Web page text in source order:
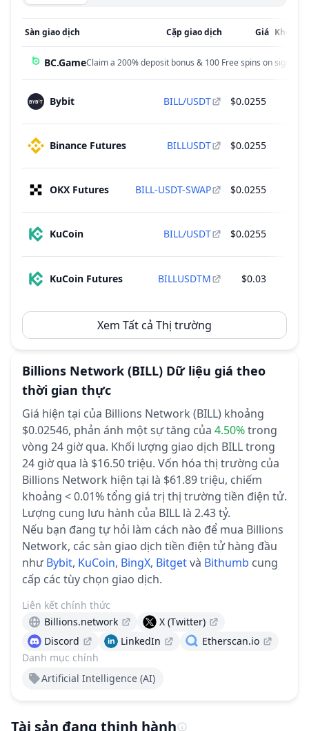
Sàn giao dịch Cặp giao dịch Giá Khối
BC.GameClaim a 200% deposit bonus & 100 Free spins on sign up!
Bybit BILL/USDT $0.0255
Binance Futures BILLUSDT $0.0255
OKX Futures BILL-USDT-SWAP $0.0255
KuCoin BILL/USDT $0.0255
KuCoin Futures BILLUSDTM $0.03
Xem Tất cả Thị trường
Billions Network (BILL) Dữ liệu giá theo
thời gian thực
Giá hiện tại của Billions Network (BILL) khoảng
$0.02546, phản ánh một sự tăng của 4.50%trong
vòng 24 giờ qua. Khối lượng giao dịch BILL trong
24 giờ qua là $16.50 triệu. Vốn hóa thị trường của
Billions Network hiện tại là $61.89 triệu, chiếm
khoảng < 0.01% tổng giá trị thị trường tiền điện tử.
Lượng cung lưu hành của BILL là 2.43 tỷ.
Nếu bạn đang tự hỏi làm cách nào để mua Billions
Network, các sàn giao dịch tiền điện tử hàng đầu
như Bybit, KuCoin, BingX, Bitgetvà Bithumb cung
cấp các tùy chọn giao dịch.
Danh mục chính
Artificial Intelligence (AI)
Liên kết chính thức
Billions.network
X (Twitter)
Discord
LinkedIn Etherscan.io
Tài sản đang thịnh hành